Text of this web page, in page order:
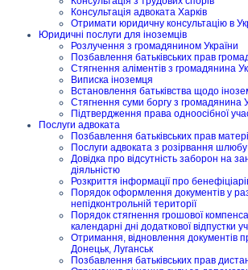
Консультація адвоката Харків
Отримати юридичну консультацію в
Юридичні послуги для іноземців
Розлучення з громадянином України
Позбавлення батьківських прав
Стягнення аліментів з громадянина
Виписка іноземця
Встановлення батьківства щодо
Стягнення суми боргу з громадянина
Підтвердження права одноосібної
Послуги адвоката
Позбавлення батьківських прав
Послуги адвоката з розірвання шлюбу
Довідка про відсутність заборон на
діяльністю
Розкриття інформації про
Порядок оформлення документів у
непідконтрольній території
Порядок стягнення грошової
календарні дні додаткової відпустки
Отримання, відновлення документів
Донецьк, Луганськ
Позбавлення батьківських прав